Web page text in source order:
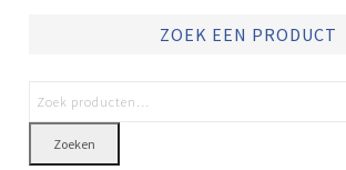
ZOEK EEN PRODUCT
Zoeken